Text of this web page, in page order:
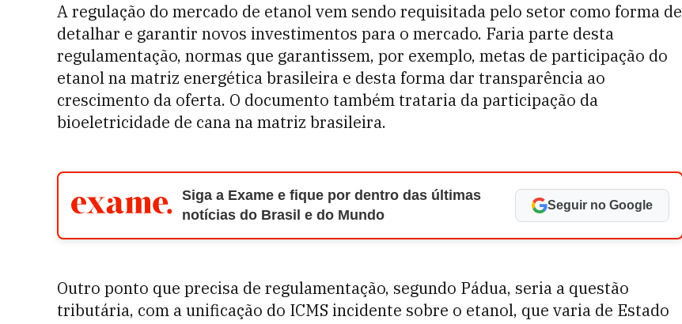
A regulação do mercado de etanol vem sendo requisitada pelo setor como forma de
detalhar e garantir novos investimentos para o mercado. Faria parte desta
regulamentação, normas que garantissem, por exemplo, metas de participação do
etanol na matriz energética brasileira e desta forma dar transparência ao
crescimento da oferta. O documento também trataria da participação da
bioeletricidade de cana na matriz brasileira.
Siga a Exame e fique por dentro das últimas
notícias do Brasil e do Mundo
Seguir no Google
Outro ponto que precisa de regulamentação, segundo Pádua, seria a questão
tributária, com a unificação do ICMS incidente sobre o etanol, que varia de Estado